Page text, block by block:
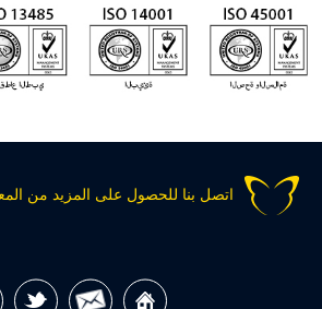
اتصل بنا للحصول على المزيد من